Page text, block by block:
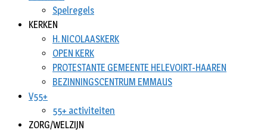
Spelregels
KERKEN
H. NICOLAASKERK
OPEN KERK
PROTESTANTE GEMEENTE HELEVOIRT-HAAREN
BEZINNINGSCENTRUM EMMAUS
V55+
55+ activiteiten
ZORG/WELZIJN